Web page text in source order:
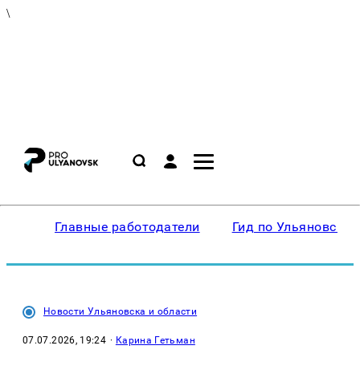
\
Главные работодатели Гид по Ульяновску
Новости Ульяновска и области
07.07.2026, 19:24 · Карина Гетьман